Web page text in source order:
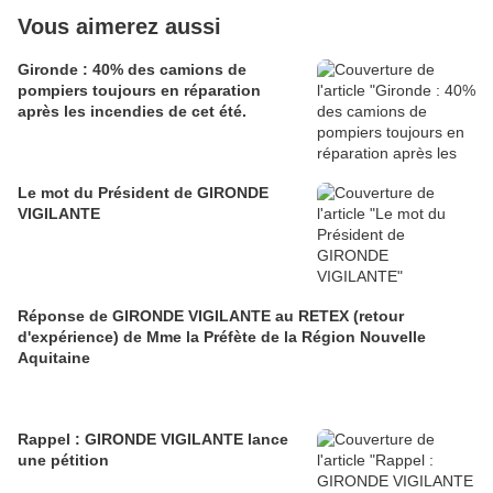
Vous aimerez aussi
Gironde : 40% des camions de
pompiers toujours en réparation
après les incendies de cet été.
Le mot du Président de GIRONDE
VIGILANTE
Réponse de GIRONDE VIGILANTE au RETEX (retour
d'expérience) de Mme la Préfète de la Région Nouvelle
Aquitaine
Rappel : GIRONDE VIGILANTE lance
une pétition